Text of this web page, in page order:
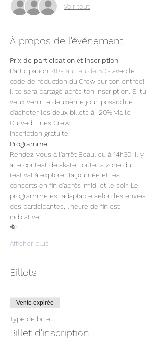
Voir tout
À propos de l'événement
Prix de participation et inscription
Participation: 40.- au lieu de 50.- avec le
code de réduction du Crew sur ton entrée!
Il te sera partagé après ton inscription. Si tu
veux venir le deuxième jour, possibilité
d'acheter les deux billets à -20% via le
Curved Lines Crew.
Inscription gratuite.
Programme
Rendez-vous à l'arrêt Beaulieu à 14h30. Il y
a le contest de skate, toute la zone du
festival à explorer la journée et les
concerts en fin d'après-midi et le soir. Le
programme est adaptable selon les envies
des participantes, l'heure de fin est
indicative.
🌞
Afficher plus
Billets
Vente expirée
Type de billet
Billet d'inscription